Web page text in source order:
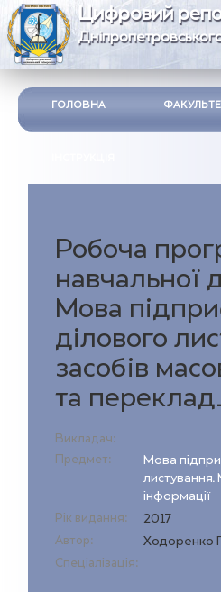
Цифровий
ГОЛОВНА
Робоча
навчальної
Мова
ділового
засобів
та
Викладач:
Предмет:
Мова
листування.
інформації
Рік видання: 2017
Автор: Ходоренко
Спеціалізація: